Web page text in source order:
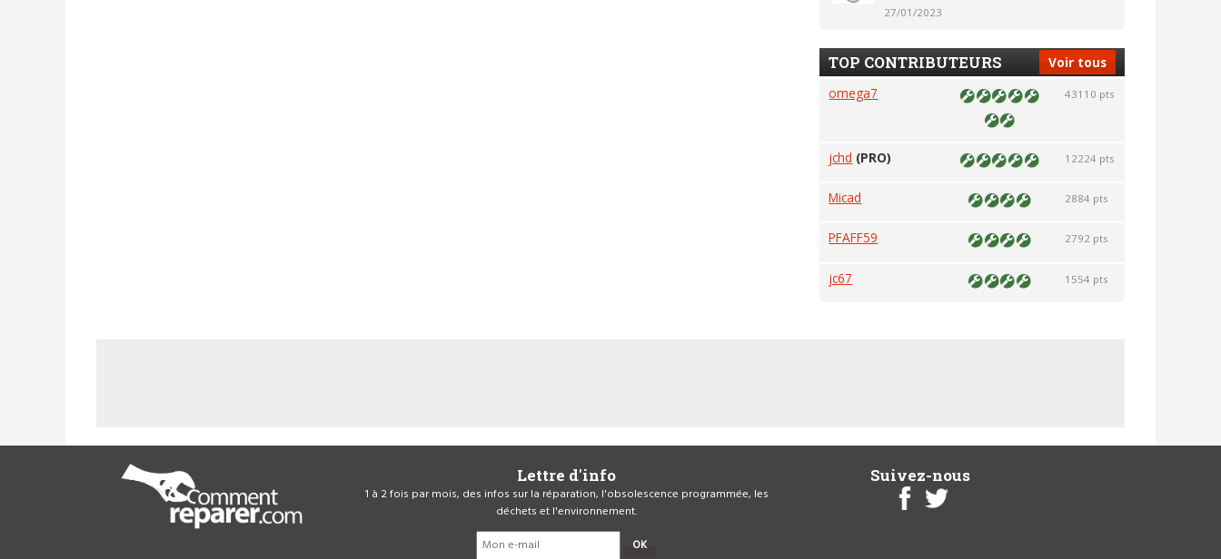
27/01/2023
Voir tous
TOP CONTRIBUTEURS
omega7 43110 pts
jchd (PRO) 12224 pts
Micad 2884 pts
PFAFF59 2792 pts
jc67 1554 pts
Lettre d'info
1 à 2 fois par mois, des infos sur la réparation, l'obsolescence programmée, les
déchets et l'environnement.
OK
Suivez-nous